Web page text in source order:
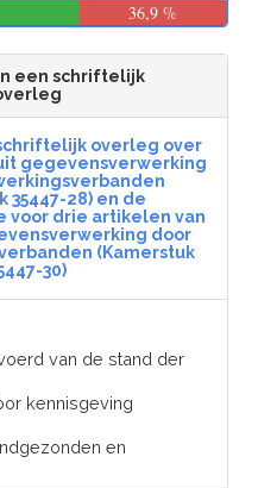
36,9 %
een schriftelijk
overleg over
gegevensverwerking
35447-28) en de
voor drie artikelen van
door
(Kamerstuk
30)
van de stand der
kennisgeving
en